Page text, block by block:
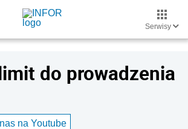
Serwisy
do prowadzenia
na Youtube